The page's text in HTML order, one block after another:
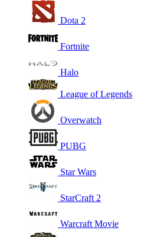
Dota 2
Fortnite
Halo
League of Legends
Overwatch
PUBG
Star Wars
StarCraft 2
Warcraft Movie